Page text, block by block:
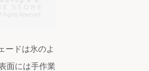
ードは氷のよ
面には手作業